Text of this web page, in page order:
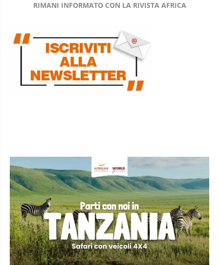
RIMANI INFORMATO CON LA RIVISTA AFRICA